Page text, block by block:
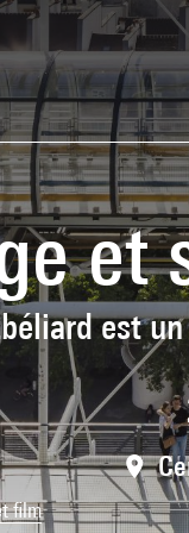
et
est
film